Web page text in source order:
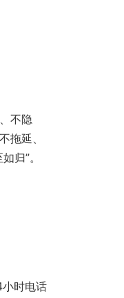
不隐
拖延、
归”。
时电话